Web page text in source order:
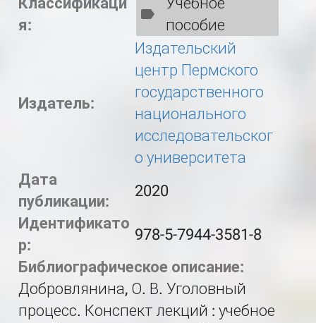
я:
пособие
Издатель:
Издательский
центр Пермского
государственного
национального
исследовательског
о университета
Дата
публикации:
2020
Идентификато
р:
978-5-7944-3581-8
Библиографическое описание:
Добровлянина, О. В. Уголовный
процесс. Конспект лекций : учебное